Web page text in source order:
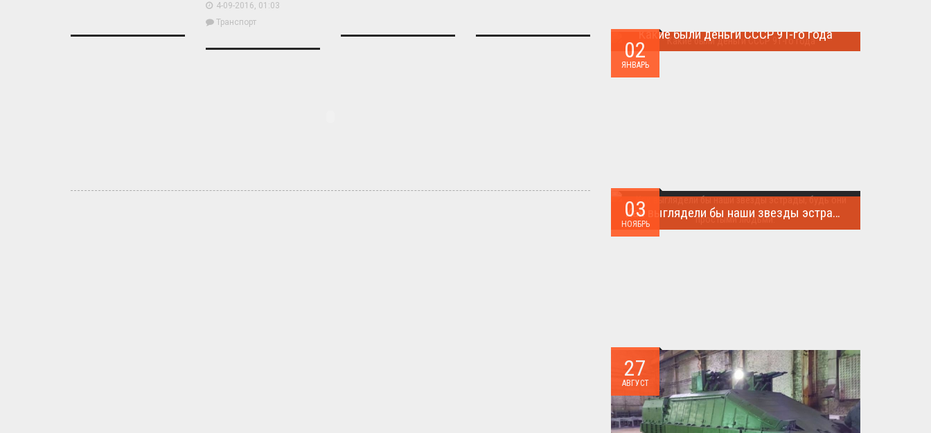
4-09-2016, 01:03
Транспорт
02
ЯНВАРЬ
Какие были деньги СССР 91-го года
03
НОЯБРЬ
Как выглядели бы наши звезды эстрады, будь они простыми людьми.
Такого поворота событий не ожидал никто!...
27
АВГУСТ